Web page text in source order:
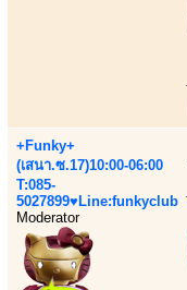
+Funky+
(เสนา.ซ.17)10:00-06:00
T:085-
5027899♥Line:funkyclub
Moderator